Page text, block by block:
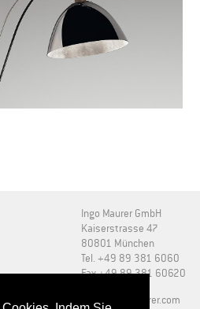
Ingo Maurer GmbH
Kaiserstrasse 47
80801 München
Tel. +49 89 381 6060
Fax +49 89 381 60620
​info@ingo-maurer.com